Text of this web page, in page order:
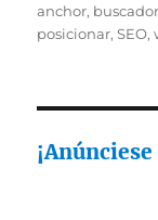
el
anchor,
posicionar,SEO,